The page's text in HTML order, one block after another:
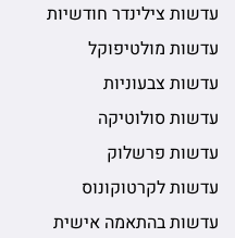
עדשות צילינדר חודשיות
עדשות מולטיפוקל
עדשות צבעוניות
עדשות סולוטיקה
עדשות פרשלוק
עדשות לקרטוקונוס
עדשות בהתאמה אישית